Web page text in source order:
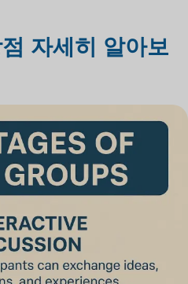
자세히 알아보